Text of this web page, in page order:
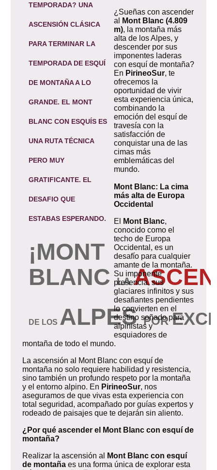
TEMPORADA? UNA
ASCENSIÓN CLÁSICA
PARA TERMINAR LA
TEMPORADA DE ESQUÍ
DE MONTAÑAA LO
GRANDE. EL MONT
BLANCCON ESQUÍS ES
UNA RUTA TÉCNICA
PERO MUY
GRATIFICANTE. EL
DESAFIO QUE
ESTABAS ESPERANDO.
¡MONT
BLANCLA
DE LOS ALPESPOR
¿Sueñas con ascender
al
Mont Blanc (4.809
m), la montaña más
alta de los Alpes, y
descender por sus
imponentes laderas
con esquí de montaña?
En PirineoSur, te
ofrecemos la
oportunidad de vivir
esta experiencia única,
combinando la
emoción del esquí de
travesía con la
satisfacción de
conquistar una de las
cimas más
emblemáticas del
mundo.
Mont Blanc: La cima
más alta de Europa
Occidental
El Mont Blanc,
conocido como el
techo de Europa
Occidental, es un
desafío para cualquier
amante de la montaña.
Su imponente
presencia, sus
glaciares infinitos y sus
desafiantes pendientes
lo convierten en el
destino soñado para
alpinistas y
esquiadores de
montaña de todo el mundo.
La ascensión al Mont Blanc con esquí de
montaña no solo requiere habilidad y resistencia,
sino también un profundo respeto por la montaña
y el entorno alpino. En PirineoSur, nos
aseguramos de que vivas esta experiencia con
total seguridad, acompañado por guías expertos y
rodeado de paisajes que te dejarán sin aliento.
¿Por qué ascender el Mont Blanc con esquí de
montaña?
Realizar la ascensión al
Mont Blanc con esquí
de montañaes una forma única de explorar esta